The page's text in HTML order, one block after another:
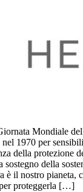
Mondiale
1970 per
della protezione
sostegno della
è il nostro pianeta,
proteggerla […]